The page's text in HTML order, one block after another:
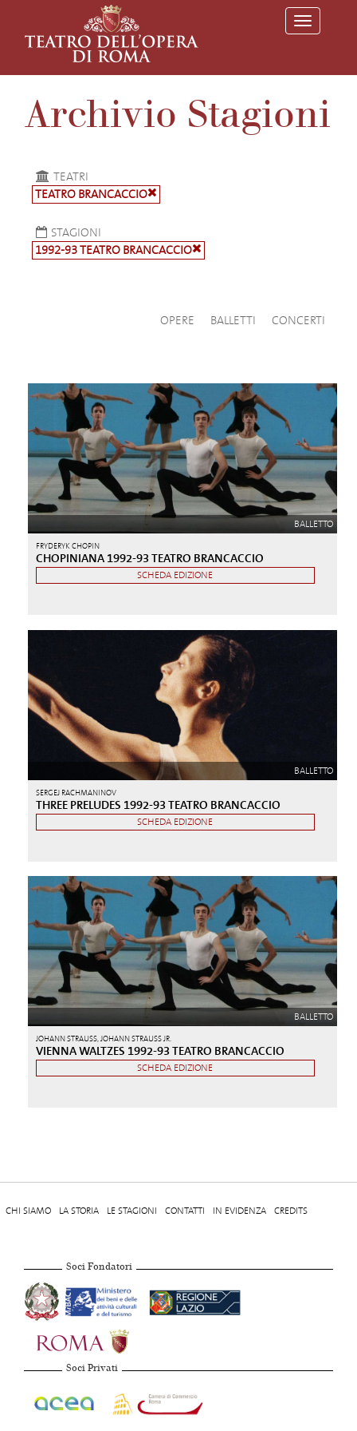
T
o
l
a
v
Archivio Stagioni
TEATRI
TEATRO BRANCACCIO
STAGIONI
1992-93 TEATRO BRANCACCIO
OPERE BALLETTI CONCERTI
BALLETTO
FRYDERYK CHOPIN
CHOPINIANA 1992-93 TEATRO BRANCACCIO
SCHEDA EDIZIONE
BALLETTO
SERGEJ RACHMANINOV
THREE PRELUDES 1992-93 TEATRO BRANCACCIO
SCHEDA EDIZIONE
BALLETTO
JOHANN STRAUSS, JOHANN STRAUSS JR.
VIENNA WALTZES 1992-93 TEATRO BRANCACCIO
SCHEDA EDIZIONE
CHI SIAMO LA STORIA LE STAGIONI CONTATTI IN EVIDENZA CREDITS
Soci Fondatori
Soci Privati